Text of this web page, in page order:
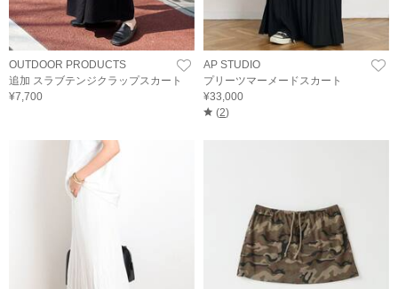
OUTDOOR PRODUCTS
追加 スラブテンジクラップスカート
¥7,700
AP STUDIO
プリーツマーメードスカート
¥33,000
(2)